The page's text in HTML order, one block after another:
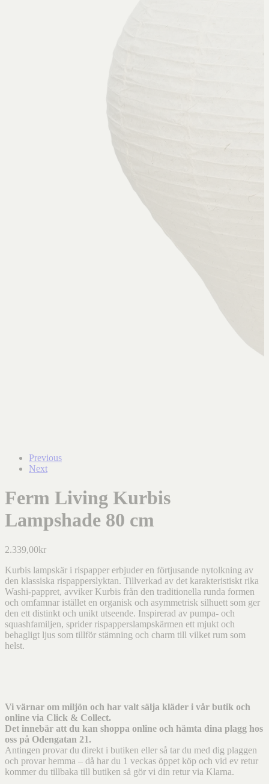
Previous
Next
Ferm Living Kurbis
Lampshade 80 cm
2.339,00kr
Kurbis lampskär i rispapper erbjuder en förtjusande nytolkning av
den klassiska rispapperslyktan. Tillverkad av det karakteristiskt rika
Washi-pappret, avviker Kurbis från den traditionella runda formen
och omfamnar istället en organisk och asymmetrisk silhuett som ger
den ett distinkt och unikt utseende. Inspirerad av pumpa- och
squashfamiljen, sprider rispapperslampskärmen ett mjukt och
behagligt ljus som tillför stämning och charm till vilket rum som
helst.
Vi värnar om miljön och har valt sälja kläder i vår butik och
online via Click & Collect.
Det innebär att du kan shoppa online och hämta dina plagg hos
oss på Odengatan 21.
Antingen provar du direkt i butiken eller så tar du med dig plaggen
och provar hemma – då har du 1 veckas öppet köp och vid ev retur
kommer du tillbaka till butiken så gör vi din retur via Klarna.